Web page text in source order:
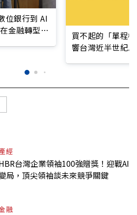
位銀行到 AI
金融轉型最
買不起的「單程
響台灣近半世紀
經
台灣企業領袖100強贈獎！迎戰AI
局，頂尖領袖談未來競爭關鍵
融